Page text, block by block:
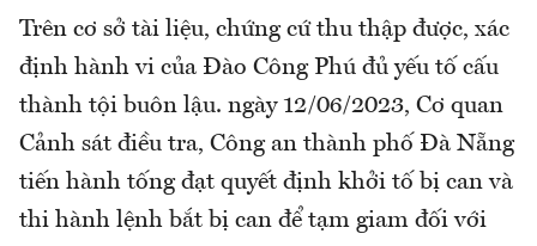
Trên cơ sở tài liệu, chứng cứ thu thập được, xác
định hành vi của Đào Công Phú đủ yếu tố cấu
thành tội buôn lậu. ngày 12/06/2023, Cơ quan
Cảnh sát điều tra, Công an thành phố Đà Nẵng
tiến hành tống đạt quyết định khởi tố bị can và
thi hành lệnh bắt bị can để tạm giam đối với